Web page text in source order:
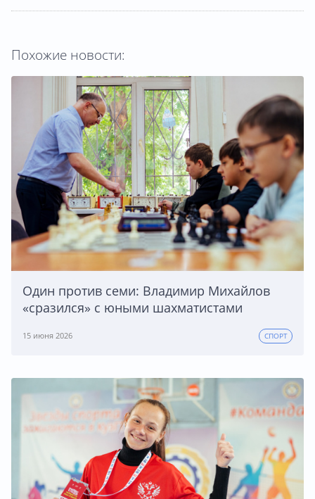
Похожие новости:
Один против семи: Владимир Михайлов
«сразился» с юными шахматистами
15 июня 2026 СПОРТ